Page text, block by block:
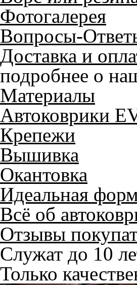
Фотогалерея
Вопросы-
Доставка и
подробнее о
Материалы
Автоковрики
Крепежи
Вышивка
Окантовка
Идеальная
Всё об
Отзывы
Служат до 10
Только